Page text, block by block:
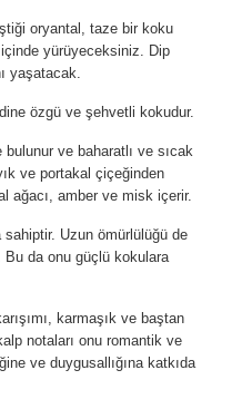
oryantal, taze bir koku
içinde yürüyeceksiniz. Dip
yaşatacak.
özgü ve şehvetli kokudur.
ve baharatlı ve sıcak
ve portakal çiçeğinden
ağacı, amber ve misk içerir.
Uzun ömürlülüğü de
da onu güçlü kokulara
karmaşık ve baştan
notaları onu romantik ve
ve duygusallığına katkıda